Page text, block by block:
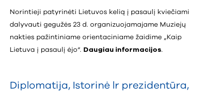
Norintieji patyrinėti Lietuvos kelią į pasaulį kviečiami
dalyvauti gegužės 23 d. organizuojamajame Muziejų
nakties pažintiniame orientaciniame žaidime „Kaip
Lietuva į pasaulį ėjo“. Daugiau informacijos.
Diplomatija, Istorinė lr prezidentūra,